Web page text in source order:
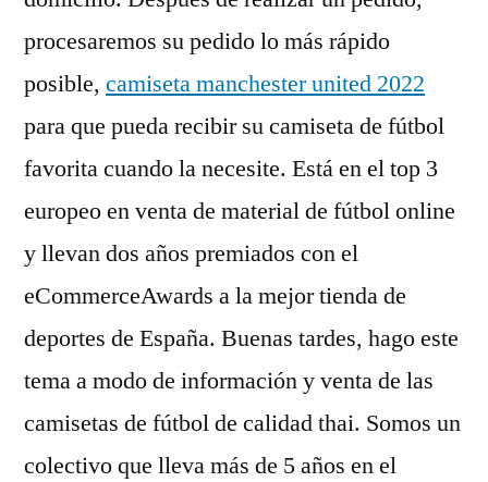
procesaremos su pedido lo más rápido
posible, camiseta manchester united 2022
para que pueda recibir su camiseta de fútbol
favorita cuando la necesite. Está en el top 3
europeo en venta de material de fútbol online
y llevan dos años premiados con el
eCommerceAwards a la mejor tienda de
deportes de España. Buenas tardes, hago este
tema a modo de información y venta de las
camisetas de fútbol de calidad thai. Somos un
colectivo que lleva más de 5 años en el